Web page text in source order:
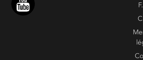
Voir les